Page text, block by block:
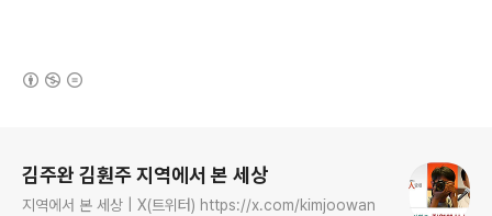
김주완 김훤주 지역에서 본 세상
지역에서 본 세상 | X(트위터) https://x.com/kimjoowan